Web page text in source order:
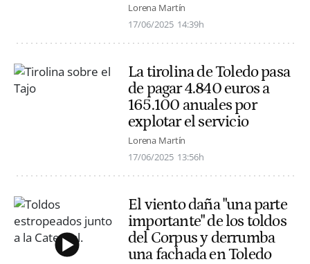
Lorena Martín
17/06/2025 14:39h
La tirolina de Toledo pasa
de pagar 4.840 euros a
165.100 anuales por
explotar el servicio
Lorena Martín
17/06/2025 13:56h
El viento daña "una parte
importante" de los toldos
del Corpus y derrumba
una fachada en Toledo